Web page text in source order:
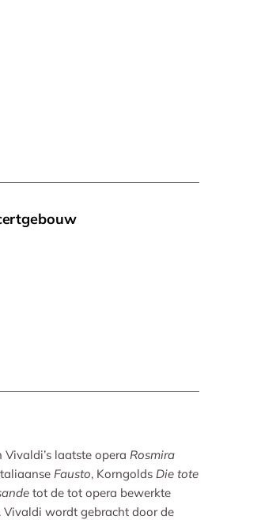
Vivaldi’s laatste opera Rosmira
Fausto, Korngolds Die tote
tot de tot opera bewerkte
. Vivaldi wordt gebracht door de